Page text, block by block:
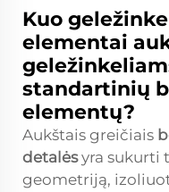
Kuo
elementai
standartinių
elementų?
Aukštais greičiais
detalėsyra sukurti
geometriją,